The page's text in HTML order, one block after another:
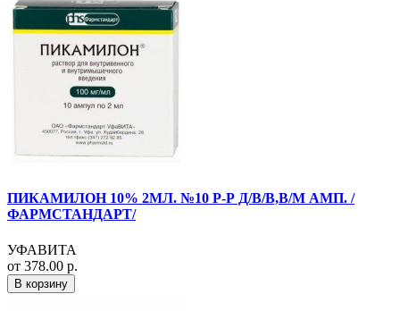
ПИКАМИЛОН 10% 2МЛ. №10 Р-Р Д/В/В,В/М АМП. /
ФАРМСТАНДАРТ/
УФАВИТА
от 378.00 р.
В корзину